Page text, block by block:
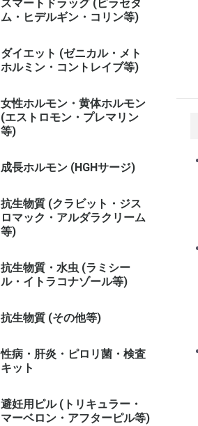
スマートドラッグ (ピラセタ
ム・ヒデルギン・コリン等)
ダイエット (ゼニカル・メト
ホルミン・コントレイブ等)
女性ホルモン・黄体ホルモン
(エストロモン・プレマリン
等)
成長ホルモン (HGHサージ)
抗生物質 (クラビット・ジス
ロマック・アルダラクリーム
等)
抗生物質・水虫 (ラミシー
ル・イトラコナゾール等)
抗生物質 (その他等)
性病・肝炎・ピロリ菌・検査
キット
避妊用ピル (トリキュラー・
マーベロン・アフターピル等)